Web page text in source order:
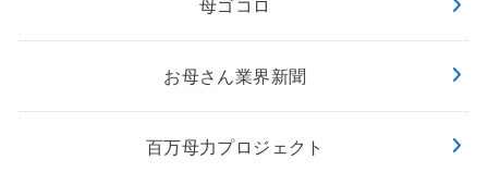
母ゴコロ
お母さん業界新聞
百万母力プロジェクト